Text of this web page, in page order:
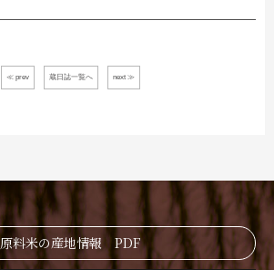
≪ prev 蔵日誌一覧へ next ≫
原料米の産地情報 PDF